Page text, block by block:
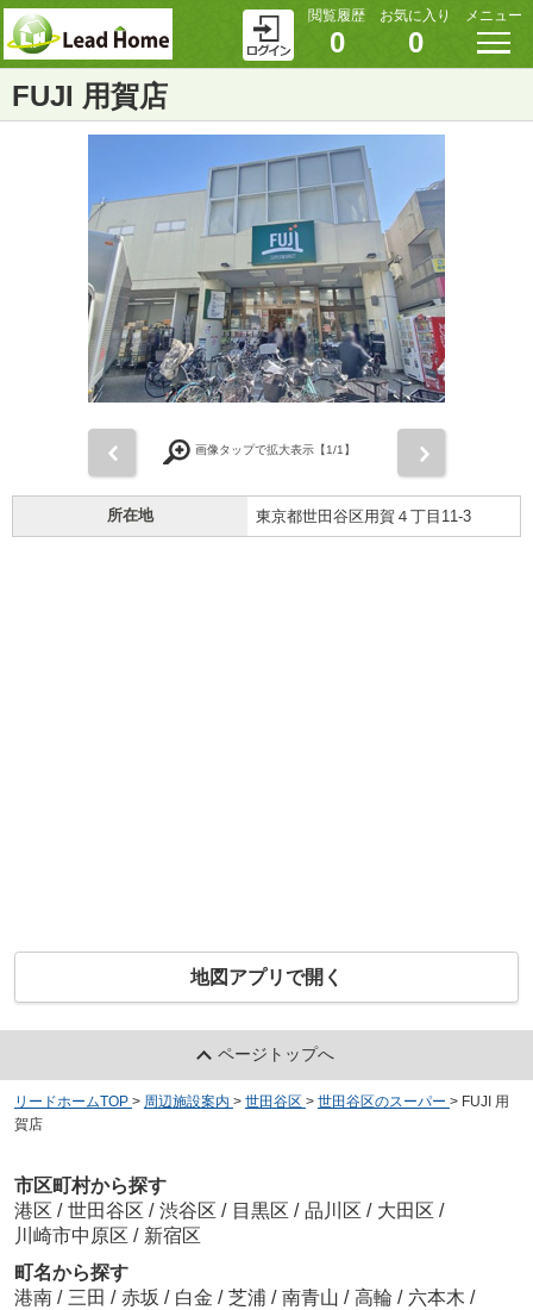
閲覧履歴
0
お気に入り
0
メニュー
FUJI 用賀店
画像タップで拡大表示【1/1】
所在地 東京都世田谷区用賀４丁目11-3
地図アプリで開く
ページトップへ
リードホームTOP > 周辺施設案内 > 世田谷区 > 世田谷区のスーパー > FUJI 用
賀店
市区町村から探す
港区 / 世田谷区 / 渋谷区 / 目黒区 / 品川区 / 大田区 /
川崎市中原区 / 新宿区
町名から探す
港南 / 三田 / 赤坂 / 白金 / 芝浦 / 南青山 / 高輪 / 六本木 /